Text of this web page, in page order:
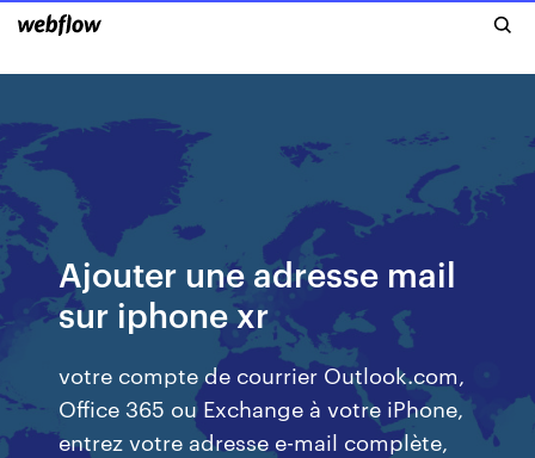
Ajouter une adresse mail
sur iphone xr
votre compte de courrier Outlook.com,
Office 365 ou Exchange à votre iPhone,
entrez votre adresse e-mail complète,